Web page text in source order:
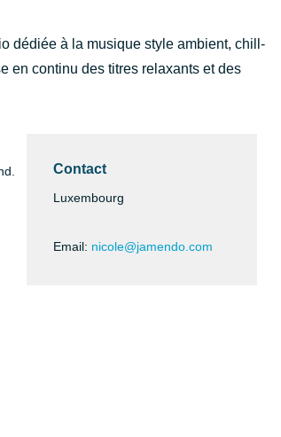
dédiée à la musique style ambient, chill-
en continu des titres relaxants et des
Contact
Luxembourg
Email: nicole@jamendo.com